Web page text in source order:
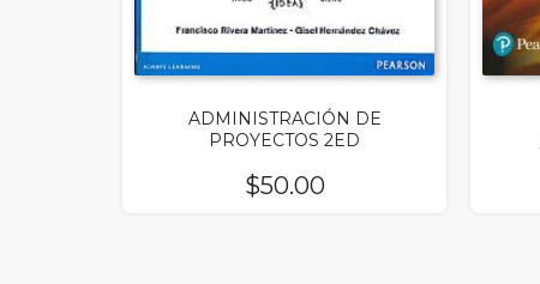
ADMINISTRACIÓN DE
PROYECTOS 2ED
$50.00